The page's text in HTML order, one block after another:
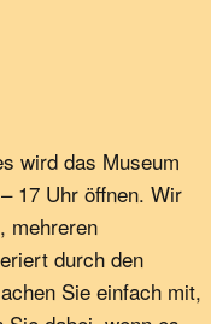
wird das Museum
17 Uhr öffnen. Wir
mehreren
durch den
Sie einfach mit,